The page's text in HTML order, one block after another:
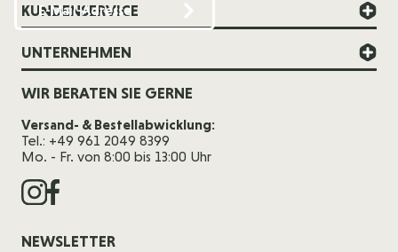
KUNDENSERVICE
UNTERNEHMEN
WIR BERATEN SIE GERNE
Versand- & Bestellabwicklung:
Tel.: +49 961 2049 8399
Mo. - Fr. von 8:00 bis 13:00 Uhr
NEWSLETTER